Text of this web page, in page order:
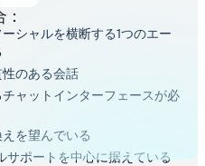
シャルを横断する1つのエー
のある会話
ャットインターフェースが必
を望んでいる
ポートを中心に据えている